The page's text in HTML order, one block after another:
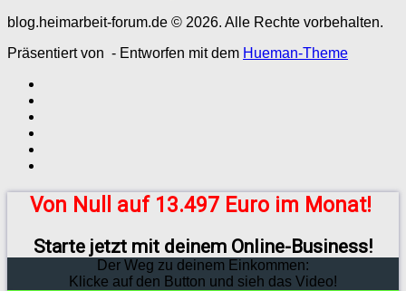
blog.heimarbeit-forum.de © 2026. Alle Rechte vorbehalten.
Präsentiert von - Entworfen mit dem Hueman-Theme
Von Null auf 13.497 Euro im Monat!
Starte jetzt mit deinem Online-Business!
Der Weg zu deinem Einkommen:
Klicke auf den Button und sieh das Video!